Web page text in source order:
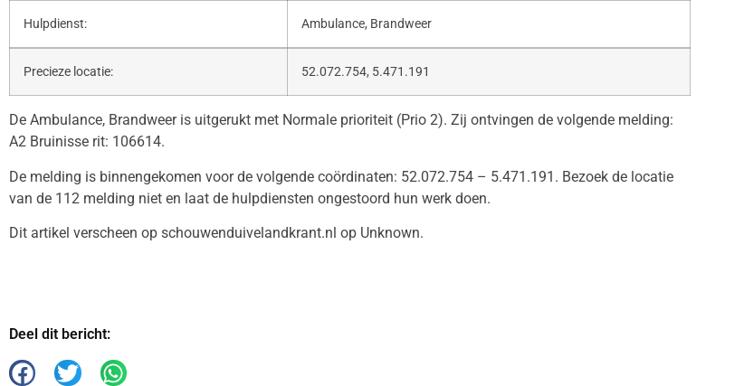
Hulpdienst: Ambulance, Brandweer
Precieze locatie: 52.072.754, 5.471.191
De Ambulance, Brandweer is uitgerukt met Normale prioriteit (Prio 2). Zij ontvingen de volgende melding:
A2 Bruinisse rit: 106614.
De melding is binnengekomen voor de volgende coördinaten: 52.072.754 – 5.471.191. Bezoek de locatie
van de 112 melding niet en laat de hulpdiensten ongestoord hun werk doen.
Dit artikel verscheen op schouwenduivelandkrant.nl op Unknown.
Deel dit bericht: